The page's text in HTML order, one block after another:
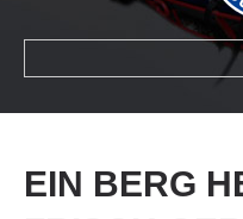
EIN BERG